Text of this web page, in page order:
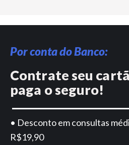
Por conta do Banco:
Contrate seu
paga o seguro!
• Desconto em consultas
R$19,90